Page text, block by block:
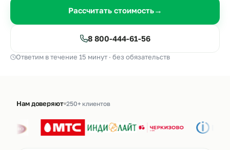
Рассчитать стоимость→
8 800-444-61-56
Ответим в течение 15 минут · без обязательств
Нам доверяют 250+ клиентов